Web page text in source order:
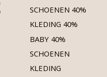
SCHOENEN 40%
KLEDING 40%
BABY 40%
SCHOENEN
KLEDING